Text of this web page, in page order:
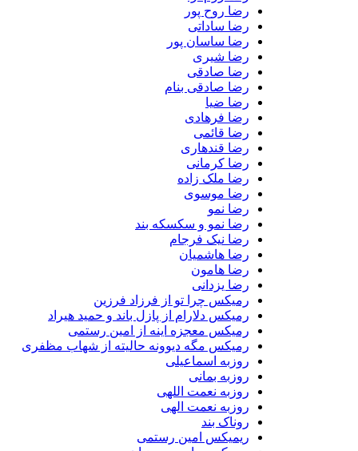
رضا روح پور
رضا ساداتی
رضا ساسان پور
رضا شیری
رضا صادقی
رضا صادقی بنام
رضا ضیا
رضا فرهادی
رضا قائمی
رضا قندهاری
رضا کرمانی
رضا ملک زاده
رضا موسوی
رضا نمو
رضا نمو و سکسکه بند
رضا نیک فرجام
رضا هاشمیان
رضا هامون
رضا یزدانی
رمیکس چرا تو از فرزاد فرزین
رمیکس دلارام از پازل باند و حمید هیراد
رمیکس معجزه اینه از امین رستمی
رمیکس مگه دیوونه حالیته از شهاب مظفری
روزبه اسماعیلی
روزبه بمانی
روزبه نعمت اللهی
روزبه نعمت الهی
روناک بند
ریمیکس امین رستمی